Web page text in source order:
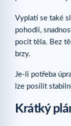
Vyplatí se také
pohodlí,
pocit těla. Bez
brzy.
Je-li potřeba
lze posílit
Krátký